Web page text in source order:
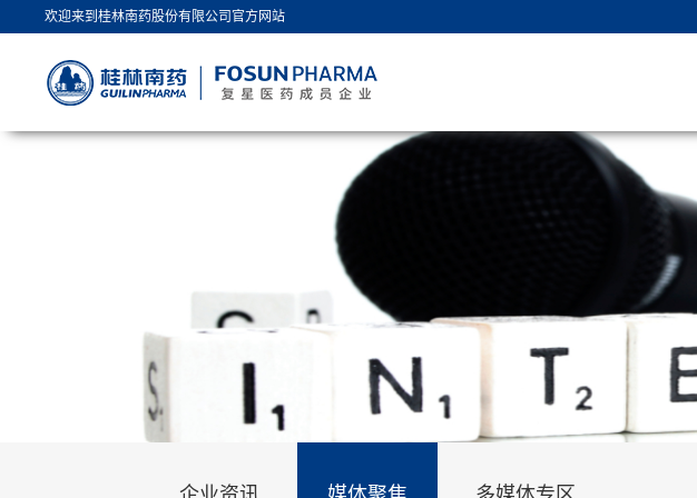
欢迎来到桂林南药股份有限公司官方网站